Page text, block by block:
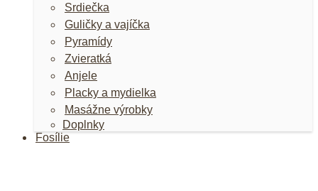
Srdiečka
Guličky a vajíčka
Pyramídy
Zvieratká
Anjele
Placky a mydielka
Masážne výrobky
Doplnky
Fosílie